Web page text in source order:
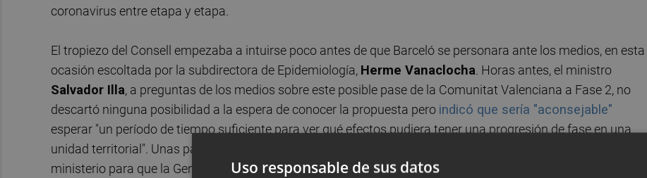
coronavirus entre etapa y etapa.
El tropiezo del Consell empezaba a intuirse poco antes de que Barceló se personara ante los medios, en esta
ocasión escoltada por la subdirectora de Epidemiología, Herme Vanaclocha. Horas antes, el ministro
Salvador Illa, a preguntas de los medios sobre este posible pase de la Comunitat Valenciana a Fase 2, no
descartó ninguna posibilidad a la espera de conocer la propuesta pero indicó que sería "aconsejable"
esperar "un período de tiempo suficiente para ver qué efectos pudiera tener una progresión de fase en una
unidad territorial". Unas palabras que, unidas a las de la consellera después, sonaron a una clara directriz del
ministerio para que la Generalitat no siguiera avanzando por ese camino si no quería estrellarse con otra
Uso responsable de sus datos